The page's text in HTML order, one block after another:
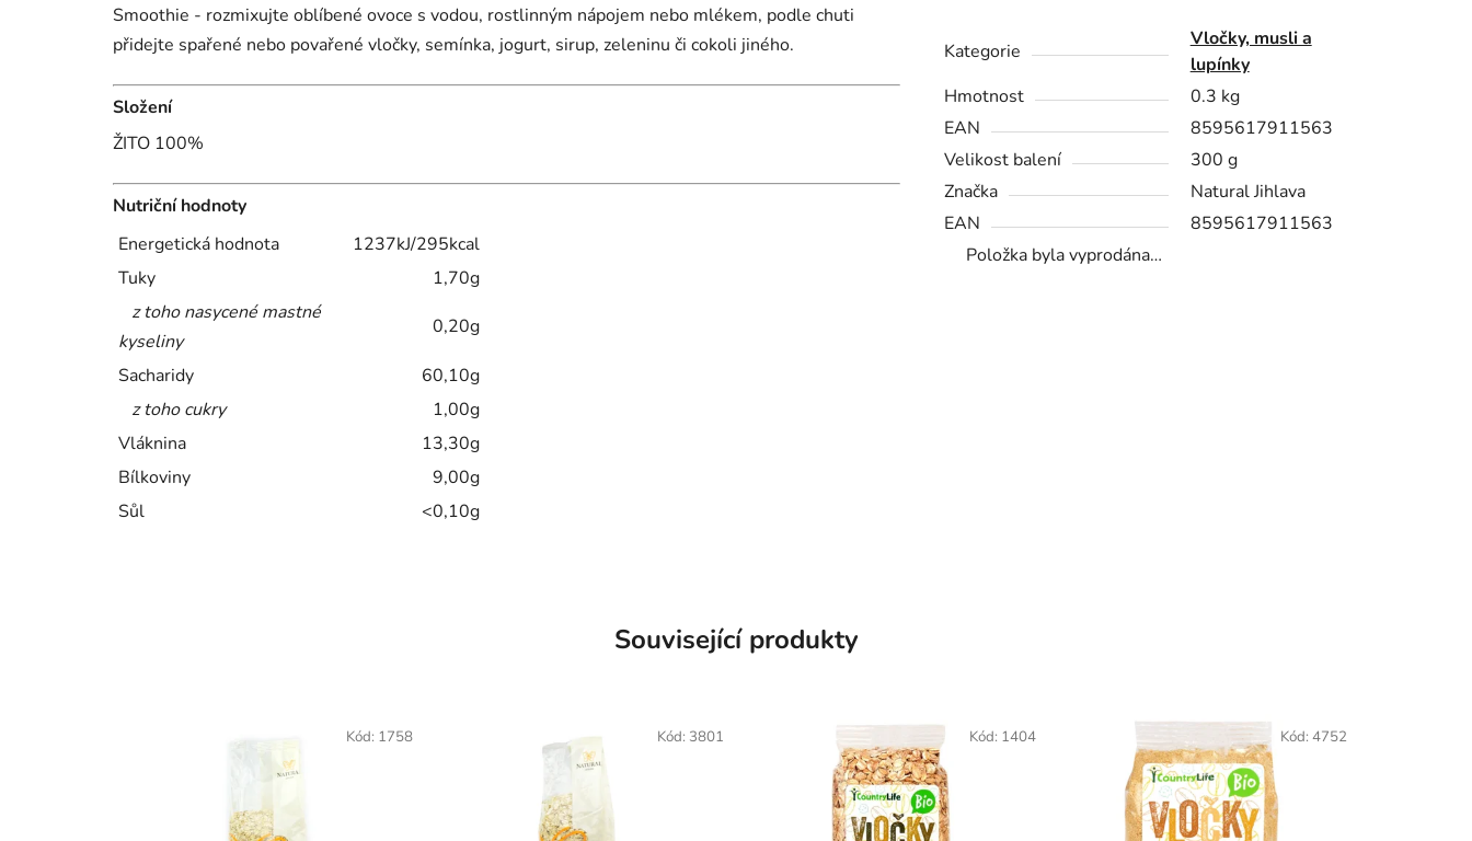
Smoothie - rozmixujte oblíbené ovoce s vodou, rostlinným nápojem nebo mlékem, podle chuti
přidejte spařené nebo povařené vločky, semínka, jogurt, sirup, zeleninu či cokoli jiného.
Složení
ŽITO 100%
Nutriční hodnoty
Energetická hodnota
1237kJ/295kcal
Tuky
1,70g
z toho nasycené mastné
kyseliny
0,20g
Sacharidy
60,10g
z toho cukry
1,00g
Vláknina
13,30g
Bílkoviny
9,00g
Sůl
<0,10g
Kategorie
Vločky, musli a
lupínky
Hmotnost
0.3 kg
EAN
8595617911563
Velikost balení
300 g
Značka
Natural Jihlava
EAN
8595617911563
Položka byla vyprodána…
Související produkty
Kód: 1758 Kód: 3801 Kód: 1404 Kód: 4752